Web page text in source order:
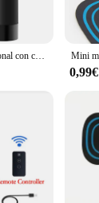
Pistola de masaje profesional con cabeza caliente y fría, percusión eléctrica, Fascia, relajación muscular de tejido, alivio del dolor, moldeador de Fitness
0,99€